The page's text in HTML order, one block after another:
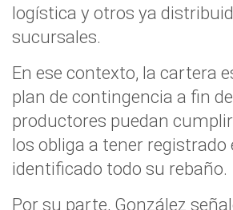
logística y otros ya
sucursales.
En ese contexto, la cartera
plan de contingencia a fin
productores puedan
los obliga a tener registrado
identificado todo su rebaño.
Por su parte, González